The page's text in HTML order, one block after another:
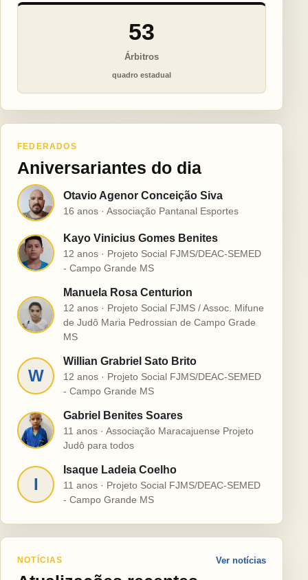
53
Árbitros
quadro estadual
FEDERADOS
Aniversariantes do dia
O Otavio Agenor Conceição Siva
16 anos · Associação Pantanal Esportes
K
Kayo Vinicius Gomes Benites
12 anos · Projeto Social FJMS/DEAC-SEMED
- Campo Grande MS
M
Manuela Rosa Centurion
12 anos · Projeto Social FJMS / Assoc. Mifune
de Judô Maria Pedrossian de Campo Grade
MS
W
Willian Grabriel Sato Brito
12 anos · Projeto Social FJMS/DEAC-SEMED
- Campo Grande MS
G
Gabriel Benites Soares
11 anos · Associação Maracajuense Projeto
Judô para todos
I
Isaque Ladeia Coelho
11 anos · Projeto Social FJMS/DEAC-SEMED
- Campo Grande MS
NOTÍCIAS Ver notícias